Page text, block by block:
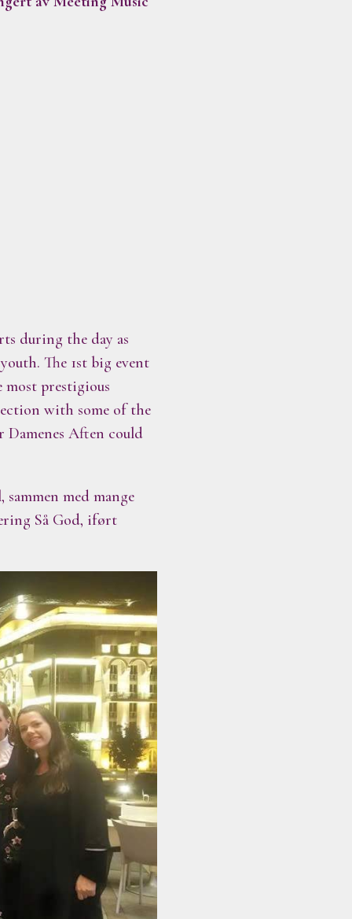
during the day as
The 1st big event
prestigious
with some of the
Aften could
med mange
Så God, iført